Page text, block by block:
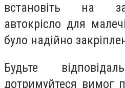
встановіть на
автокрісло для
було надійно
Будьте
дотримуйтеся вимог